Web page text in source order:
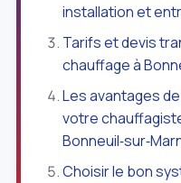
installation et
Tarifs et devis
chauffage à
Les avantages
votre
Choisir le bon